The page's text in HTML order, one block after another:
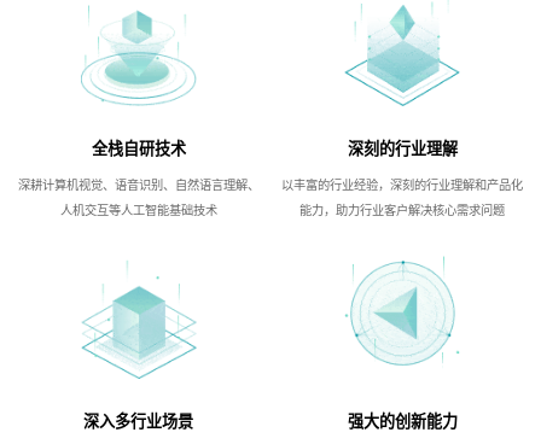
全栈自研技术
深耕计算机视觉、语音识别、自然语言理解、
人机交互等人工智能基础技术
深刻的行业理解
以丰富的行业经验，深刻的行业理解和产品化
能力，助力行业客户解决核心需求问题
深入多行业场景 强大的创新能力